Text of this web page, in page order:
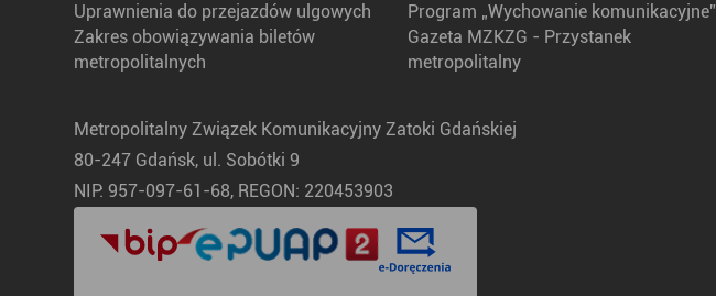
Uprawnienia do przejazdów ulgowych
Zakres obowiązywania biletów
metropolitalnych
Program „Wychowanie komunikacyjne”
Gazeta MZKZG - Przystanek
metropolitalny
Metropolitalny Związek Komunikacyjny Zatoki Gdańskiej
80-247 Gdańsk, ul. Sobótki 9
NIP: 957-097-61-68, REGON: 220453903